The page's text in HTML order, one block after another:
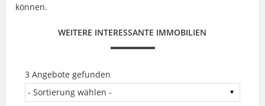
können.
WEITERE INTERESSANTE IMMOBILIEN
3 Angebote gefunden